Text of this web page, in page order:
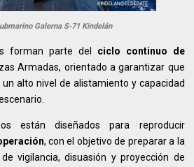
Galerna S-71 Kindelán
forman parte del ciclo continuo de
Armadas, orientado a garantizar que
alto nivel de alistamiento y capacidad
están diseñados para reproducir
, con el objetivo de preparar a la
vigilancia, disuasión y proyección de